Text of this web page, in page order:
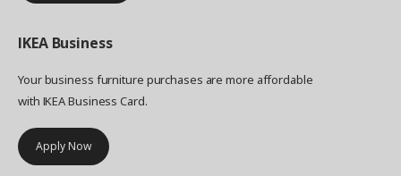
IKEA Business
Your business furniture purchases are more affordable
with IKEA Business Card.
Apply Now